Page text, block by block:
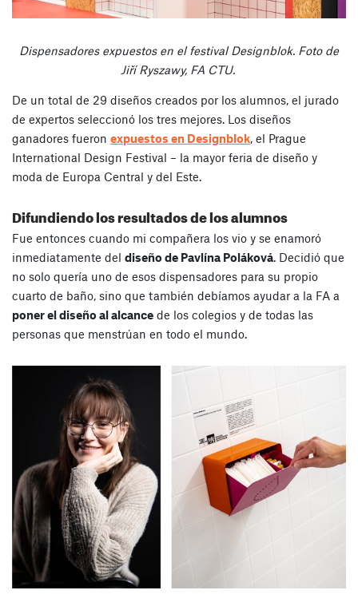
Dispensadores expuestos en el festival Designblok. Foto de
Jiří Ryszawy, FA CTU.
De un total de 29 diseños creados por los alumnos, el jurado
de expertos seleccionó los tres mejores. Los diseños
ganadores fueron expuestos en Designblok, el Prague
International Design Festival – la mayor feria de diseño y
moda de Europa Central y del Este.
Difundiendo los resultados de los alumnos
Fue entonces cuando mi compañera los vio y se enamoró
inmediatamente del diseño de Pavlína Poláková. Decidió que
no solo quería uno de esos dispensadores para su propio
cuarto de baño, sino que también debíamos ayudar a la FA a
poner el diseño al alcance de los colegios y de todas las
personas que menstrúan en todo el mundo.